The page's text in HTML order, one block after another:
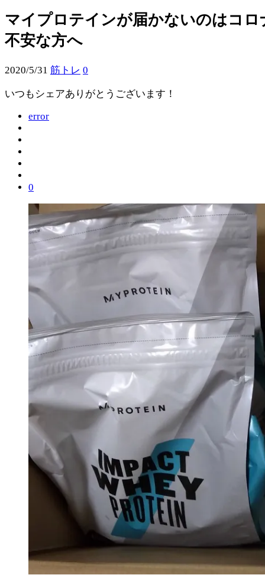
マイプロテインが届かないのはコ
不安な方へ
2020/5/31 筋トレ 0
いつもシェアありがとうございます！
error
0